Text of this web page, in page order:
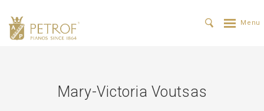
Mary-Victoria Voutsas